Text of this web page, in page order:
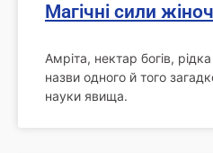
Магічні сили
Амріта, нектар богів,
назви одного й того
науки явища.